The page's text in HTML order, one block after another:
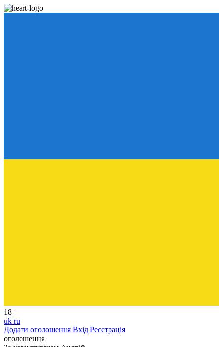
18+
uk ru
Додати оголошення Вхід Реєстрація
оголошення